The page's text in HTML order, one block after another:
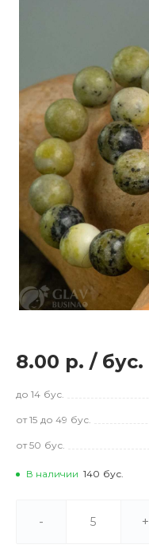
8.00 р. / бус.
до 14 бус.
от 15 до 49 бус.
от 50 бус.
В наличии 140 бус.
- +